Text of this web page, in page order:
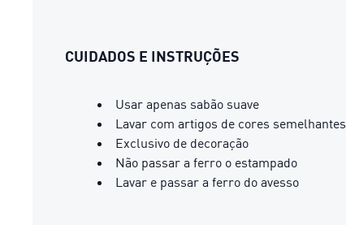
CUIDADOS E INSTRUÇÕES
Usar apenas sabão suave
Lavar com artigos de cores semelhantes
Exclusivo de decoração
Não passar a ferro o estampado
Lavar e passar a ferro do avesso